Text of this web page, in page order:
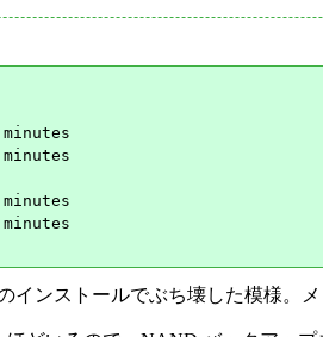
ンストールでぶち壊した模様。